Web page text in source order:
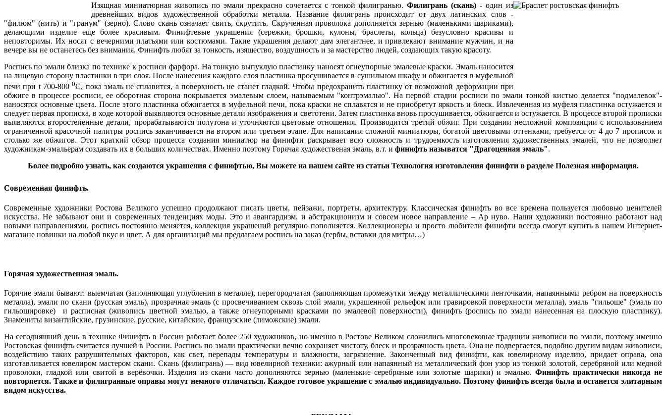
Изящная миниатюрная живопись по эмали прекрасно сочетается с тонкой филигранью.Филигрань (скань) - один из
древнейших видов художественной обработки металла. Название филигрань происходит от двух латинских слов -
"филюм" (нить) и "гранум" (зерно). Слово скань означает свить, скрутить. Скрученная проволока дополняется зернью (маленькими шариками),
делающими изделие еще более красивым. Финифтевые украшения (сережки, брошки, кулоны, браслеты, кольца) безусловно красивы и
неповторимы. Их носят с вечерними платьями или костюмами. Такие украшения делают дам элегантнее, и привлекают внимание мужчин, и на
вечере вы не останетесь без внимания. Финифть любят за тонкость, изящество, воздушность и за мастерство людей, создающих такую красоту.
Роспись по эмали близка по технике к росписи фарфора. На тонкую выпуклую пластинку наносят огнеупорные эмалевые краски. Эмаль наносится
на лицевую сторону пластинки в три слоя. После нанесения каждого слоя пластинка просушивается в сушильном шкафу и обжигается в муфельной
печи при t 700-8000С, пока эмаль не сплавится, а поверхность не станет гладкой. Чтобы предохранить пластинку от возможной деформации при
обжиге в процессе росписи, ее оборотная сторона покрывается эмалевым слоем, называемым "контрэмалью". На первой стадии росписи по эмали тонкой кистью делается "подмалевок"-
наносятся основные цвета. После этого пластинка обжигается в муфельной печи, пока краски не сплавятся и не приобретут яркость и блеск. Извлеченная из муфеля пластинка остужается и
следует первая прописка, в ходе которой выявляются основные детали изображения и светотени. Затем пластинка вновь просушивается, обжигается и остужается. В процессе второй прописки
выявляются второстепенные детали, прорабатываются полутона и уточняются цветовые отношения. Производится третий обжиг. При создании несложной композиции с использованием
ограниченной красочной палитры роспись заканчивается на втором или третьем этапе. Для написания сложной миниатюры, богатой цветовыми оттенками, требуется от 4 до 7 прописок и
столько же обжигов. Этот краткий обзор процесса создания миниатюр на финифти раскрывает всю сложность и трудоемкость изготовления художественных эмалей, что не позволяет
художникам-эмальерам создавать их в больших количествах. Именно поэтому Горячая художественая эмаль, в.т. и финифть называтся "Драгоценная эмаль".
Более подробно узнать, как создаются украшения с финифтью, Вы можете на нашем сайте из статьи Технология изготовления финифти в разделе Полезная информация.
Современная финифть.
Современные художники Ростова Великого успешно продолжают писать цветы, пейзажи, портреты, архитектуру. Классическая финифть во все времена пользуется любовью ценителей
искусства. Не забывают они и современных тенденциях моды. Это и авангардизм, и абстракционизм и совсем новое направление – Ар нуво. Наши художники постоянно работают над
новыми направлениями, роспись постоянно меняется, коллекция украшений регулярно пополняется. Коллекционеры и просто любители финифти всегда смогут купить в нашем Интернет-
магазине новинки на любой вкус и цвет. А для организаций мы предлагаем роспись на заказ (гербы, вставки для митры…)
Горячая художественная эмаль.
Горячие эмали бывают: выемчатая (заполняющая углубления в металле), перегородчатая (заполняющая промежутки между металлическими ленточками, напаянными ребром на поверхность
металла), эмали по скани (русская эмаль), прозрачная эмаль (с просвечиванием сквозь слой эмали, украшенной рельефом или гравировкой поверхности металла), эмаль "гильоше" (эмаль по
гильошировке) и расписная (живопись цветной эмалью, а также огнеупорными красками по эмалевой поверхности), финифть (роспись по эмали нанесенная на плоскую пластинку).
Знамениты византийские, грузинские, русские, китайские, французские (лиможские) эмали.
На сегодняшний день в технике Финифть в России работает более 250 художников, но именно в Ростове Великом сложились многовековые традиции живописи по эмали, поэтому именно
Ростовская финифть считается лучшей в России.Роспись по эмали практически вечно сохраняет чистоту, блеск и прозрачность цвета. Она не подвергается, подобно другим видам живописи,
воздействию таких разрушительных факторов, как свет, перепады температуры и влажности, загрязнение. Законченный вид финифти, как ювелирному изделию, придает оправа, она
изготавливается ювелиром мастером скани. Скань (филигрань) — вид ювелирной техники: ажурный или напаянный на металлический фон узор из тонкой золотой, серебряной или медной
проволоки, гладкой или свитой в верёвочки. Изделия из скани часто дополняются зернью (маленькие серебряные или золотые шарики) и эмалью.Финифть практически никогда не
повторяется. Также и филигранные оправы могут немного отличаться. Каждое готовое украшение с эмалью индивидуально. Поэтому финифть всегда была и останется элитарным
видом искусства.